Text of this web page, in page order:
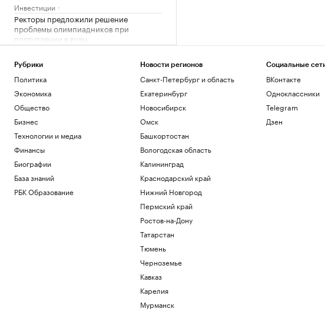
Инвестиции
Ректоры предложили решение
проблемы олимпиадников при
поступлении в вузы
Крупнейший в мире
из России
Экономика
Захарова напомнила, кто разбомбил
Хиросиму в 1945 году
Рубрики
Политика
Экономика
Общество
Бизнес
Технологии и медиа
Финансы
Биографии
База знаний
РБК Образование
Новости регионов
Санкт-Петербург и область
Екатеринбург
Новосибирск
Омск
Башкортостан
Вологодская область
Калининград
Краснодарский край
Нижний Новгород
Пермский край
Ростов-на-Дону
Татарстан
Тюмень
Черноземье
Кавказ
Карелия
Мурманск
Социальные
ВКонтакте
Одноклассники
Telegram
Дзен